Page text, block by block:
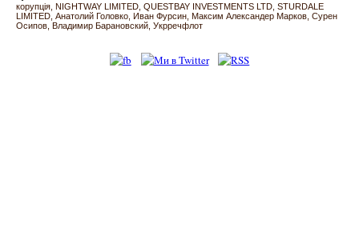
корупція NIGHTWAY LIMITED QUESTBAY INVESTMENTS LTD STURDALE
LIMITED Анатолий Головко Иван Фурсин Максим Александер Марков Сурен
Осипов Владимир Барановский Укрречфлот